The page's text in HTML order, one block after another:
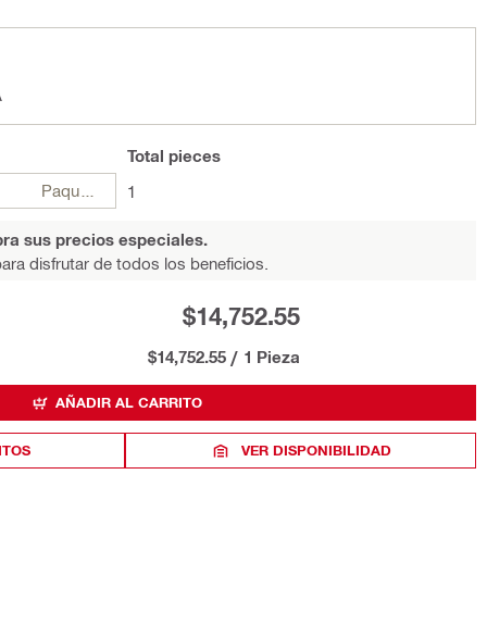
Paquetes
Total pieces
1
sus precios especiales.
disfrutar de todos los beneficios.
$14,752.55
$14,752.55 / 1 Pieza
AÑADIR AL CARRITO
VER DISPONIBILIDAD